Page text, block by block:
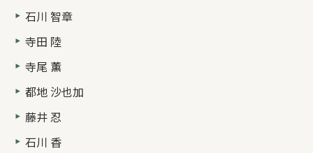
石川 智章
寺田 陸
寺尾 薫
都地 沙也加
藤井 忍
石川 香